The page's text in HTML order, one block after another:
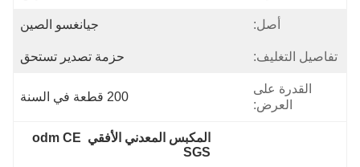
أصل: جيانغسو الصين
تفاصيل التغليف: حزمة تصدير تستحق
القدرة على
العرض:
200 قطعة في السنة
المكبس المعدني الأفقي odm CE
SGS